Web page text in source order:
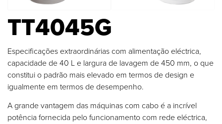
TT4045G
Especificações extraordinárias com alimentação eléctrica,
capacidade de 40 L e largura de lavagem de 450 mm, o que
constitui o padrão mais elevado em termos de design e
igualmente em termos de desempenho.
A grande vantagem das máquinas com cabo é a incrível
potência fornecida pelo funcionamento com rede eléctrica,